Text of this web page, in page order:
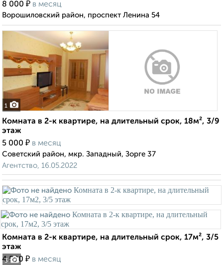
8 000 ₽ в месяц
Ворошиловский район, проспект Ленина 54
1
Комната в 2-к квартире, на длительный срок, 18м², 3/9
этаж
5 000 ₽ в месяц
Советский район, мкр. Западный, Зорге 37
Агентство, 16.05.2022
3
Комната в 2-к квартире, на длительный срок, 17м², 3/5
этаж
4 500 ₽ в месяц